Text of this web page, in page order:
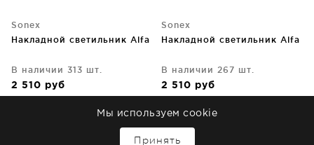
Sonex
Накладной светильник Alfa
В наличии 313 шт.
2 510 руб
Sonex
Накладной светильник Alfa
В наличии 267 шт.
2 510 руб
Sonex
Мы используем cookie
Принять